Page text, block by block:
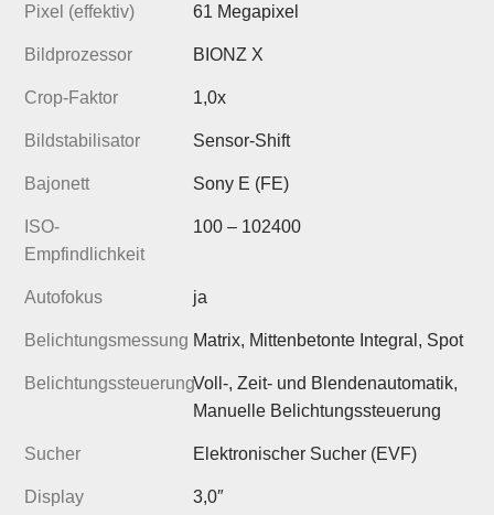
Pixel (effektiv) 61 Megapixel
Bildprozessor BIONZ X
Crop-Faktor 1,0x
Bildstabilisator Sensor-Shift
Bajonett Sony E (FE)
ISO-
Empfindlichkeit
100 – 102400
Autofokus ja
Belichtungsmessung Matrix, Mittenbetonte Integral, Spot
BelichtungssteuerungVoll-, Zeit- und Blendenautomatik,
Manuelle Belichtungssteuerung
Sucher Elektronischer Sucher (EVF)
Display 3,0″